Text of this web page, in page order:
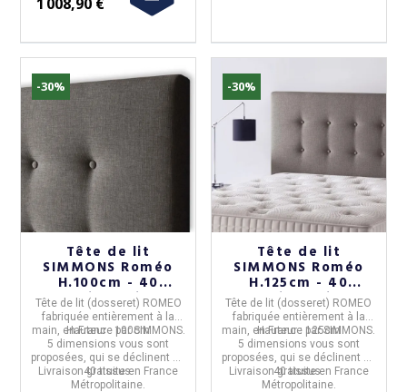
-30%
Tête de lit
SIMMONS Roméo
H.100cm - 40
coloris 5 tailles
Tête de lit (dosseret) ROMEO
fabriquée entièrement à la
main, enFrance parSIMMONS.
Hauteur : 100cm
5 dimensions vous sont
proposées, qui se déclinent en
40 tissus.
Livraison gratuite en France
Métropolitaine.
-30%
Tête de lit
SIMMONS Roméo
H.125cm - 40
coloris 5 tailles
Tête de lit (dosseret) ROMEO
fabriquée entièrement à la
main, enFrance parSIMMONS.
Hauteur : 125cm
5 dimensions vous sont
proposées, qui se déclinent en
40 tissus.
Livraison gratuite en France
Métropolitaine.